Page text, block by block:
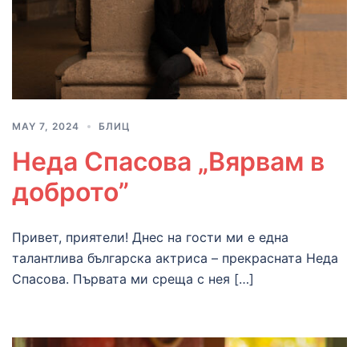
MAY 7, 2024 БЛИЦ
Неда Спасова „Вярвам в
доброто”
Привет, приятели! Днес на гости ми е една
талантлива българска актриса – прекрасната Неда
Спасова. Първата ми среща с нея […]